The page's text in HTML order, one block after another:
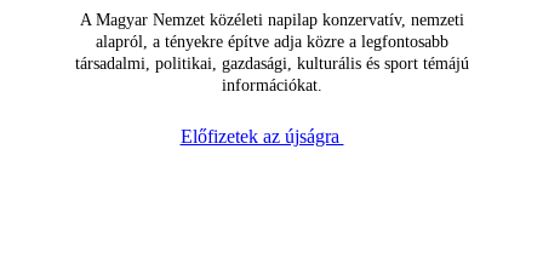
A Magyar Nemzet közéleti napilap konzervatív, nemzeti
alapról, a tényekre építve adja közre a legfontosabb
társadalmi, politikai, gazdasági, kulturális és sport témájú
információkat.
Előfizetek az újságra